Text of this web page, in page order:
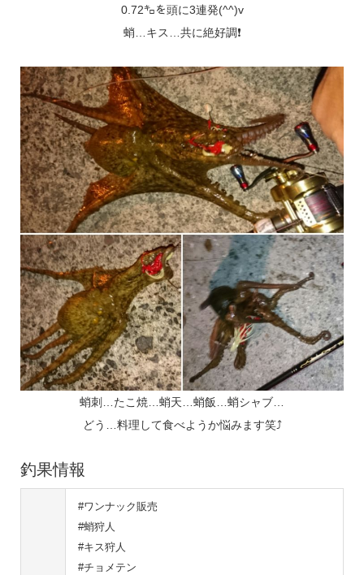
0.72㌔を頭に3連発(^^)v
蛸…キス…共に絶好調❗
蛸刺…たこ焼…蛸天…蛸飯…蛸シャブ…
どう…料理して食べようか悩みます笑⤴
釣果情報
#ワンナック販売
#蛸狩人
#キス狩人
#チョメテン